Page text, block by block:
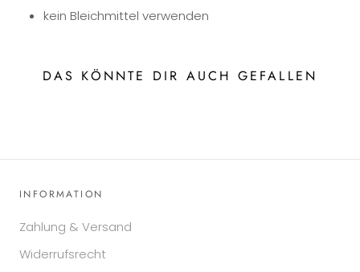
kein Bleichmittel verwenden
DAS KÖNNTE DIR AUCH GEFALLEN
INFORMATION
Zahlung & Versand
Widerrufsrecht